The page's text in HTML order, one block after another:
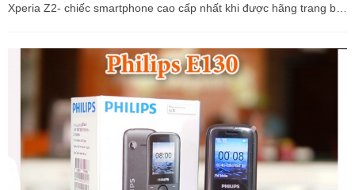
Xperia Z2- chiếc smartphone cao cấp nhất khi được hãng trang bị
thoại nào làm được. Không chỉ dùng lại ở đó, chiếc Xperia Z2 còn
được Sony trang bị cho thời lượng Pin lên tới 3200mAh, và trong
bài viết này, Didongthongminh sẽ đánh giá thời lượng sử dụng Pin
của siêu phẩm nàycó xứng đáng được xem...